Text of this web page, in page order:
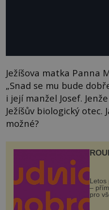
Ježíšova matka Panna
„Snad se mu bude
i její manžel Josef.
Ježíšův biologický otec.
možné?
Letos
–
pro